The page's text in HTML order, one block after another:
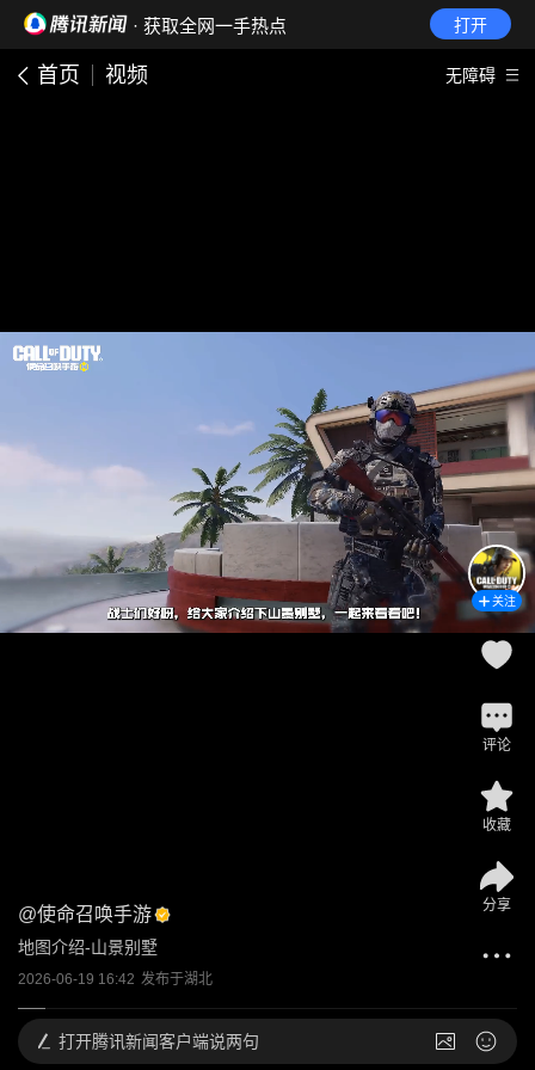
· 获取全网一手热点 打开
首页 视频 无障碍
@使命召唤手游
地图介绍-山景别墅
2026-06-19 16:42 发布于湖北
关注
评论
收藏
分享
打开腾讯新闻客户端说两句